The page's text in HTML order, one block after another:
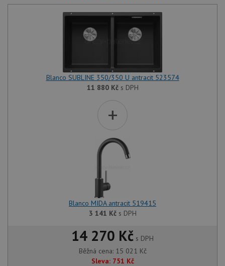
Blanco SUBLINE 350/350 U antracit 523574
11 880 Kčs DPH
+
Blanco MIDA antracit 519415
3 141 Kčs DPH
14 270 Kč s DPH
Běžná cena: 15 021 Kč
Sleva: 751 Kč